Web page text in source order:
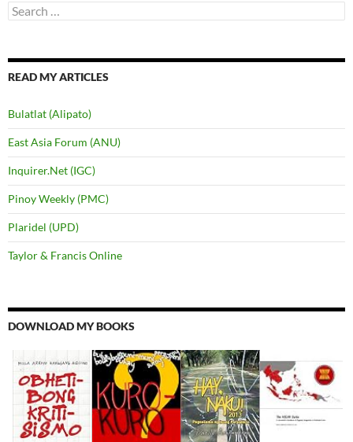
Search
for:
READ MY ARTICLES
Bulatlat (Alipato)
East Asia Forum (ANU)
Inquirer.Net (IGC)
Pinoy Weekly (PMC)
Plaridel (UPD)
Taylor & Francis Online
DOWNLOAD MY BOOKS